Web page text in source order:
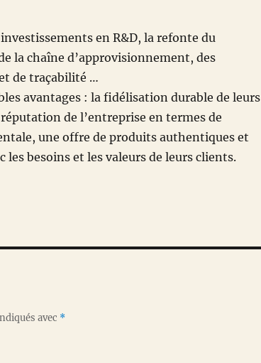
en R&D, la refonte du
la chaîne d’approvisionnement, des
de traçabilité …
avantages : la fidélisation durable de leurs
de l’entreprise en termes de
une offre de produits authentiques et
les besoins et les valeurs de leurs clients.
avec *